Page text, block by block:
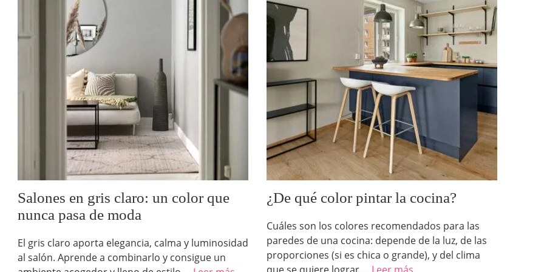
Salones en gris claro: un color que
nunca pasa de moda
El gris claro aporta elegancia, calma y luminosidad
al salón. Aprende a combinarlo y consigue un
¿De qué color pintar la cocina?
Cuáles son los colores recomendados para las
paredes de una cocina: depende de la luz, de las
proporciones (si es chica o grande), y del clima